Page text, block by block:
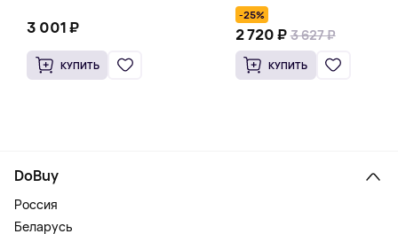
вегетарианских капсул
3 001 ₽
КУПИТЬ
-25%
2 720 ₽ 3 627 ₽
КУПИТЬ
DoBuy
Россия
Беларусь